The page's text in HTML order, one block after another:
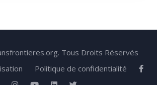
Tous Droits Réservés
Politique de confidentialité